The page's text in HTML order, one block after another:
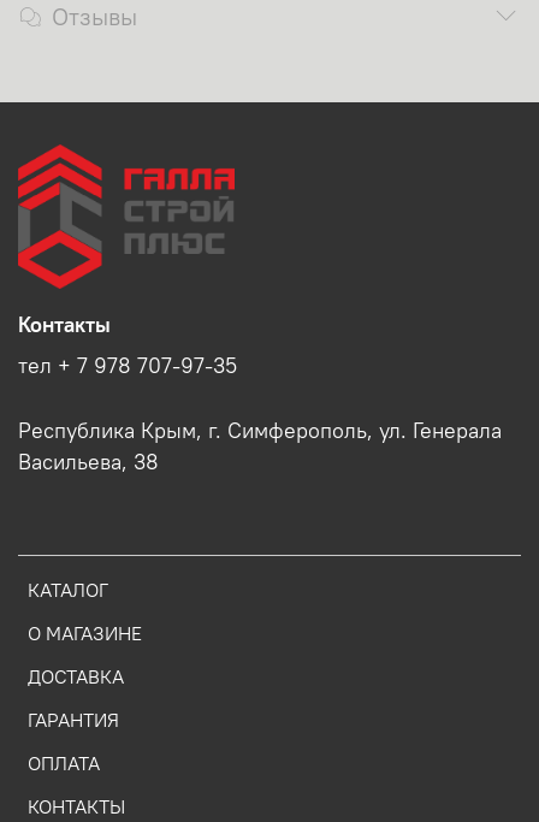
Отзывы
КАТАЛОГ
О МАГАЗИНЕ
ДОСТАВКА
ГАРАНТИЯ
ОПЛАТА
КОНТАКТЫ
Контакты
тел + 7 978 707-97-35
Республика Крым, г. Симферополь, ул. Генерала
Васильева, 38